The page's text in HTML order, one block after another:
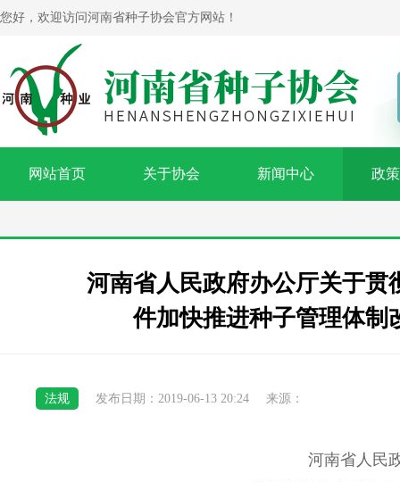
您好，欢迎访问河南省种子协会官方网站！
网站首页 关于协会 新闻中心 政
河南省人民政府办公厅关于贯
件加快推进种子管理体制
法规 发布日期：2019-06-13 20:24 来源：
河南省人民